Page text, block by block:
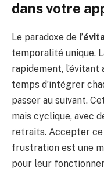
dans votre
Le paradoxe de l’
temporalité unique.
rapidement,
temps d’intégrer
passer au suivant.
mais cyclique, avec
retraits. Accepter
frustration est une
pour leur